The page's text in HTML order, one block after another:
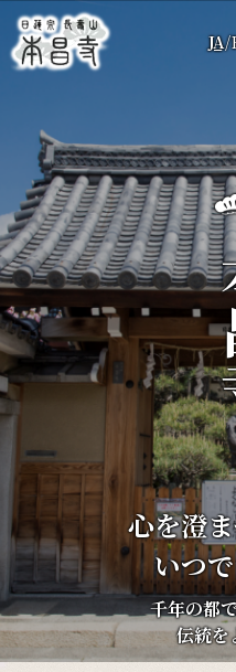
JA/
心を澄
いつ
千年の都
伝統を